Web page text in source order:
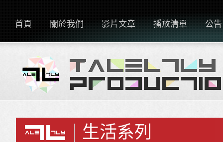
首頁 關於我們 影片文章 播放清單 公告
生活系列